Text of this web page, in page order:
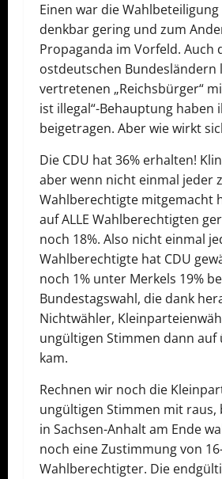
Einen war die
denkbar gering und zum
Propaganda im Vorfeld. Auch
ostdeutschen Bundesländern
vertretenen „Reichsbürger“
ist illegal“-Behauptung haben
beigetragen. Aber wie wirkt
Die CDU hat 36% erhalten!
aber wenn nicht einmal jeder
Wahlberechtigte mitgemacht
auf ALLE Wahlberechtigten
noch 18%. Also nicht einmal
Wahlberechtigte hat CDU
noch 1% unter Merkels 19%
Bundestagswahl, die dank
Nichtwähler,
ungültigen Stimmen dann auf
kam.
Rechnen wir noch die
ungültigen Stimmen mit raus,
in Sachsen-Anhalt am Ende
noch eine Zustimmung von 16-
Wahlberechtigter. Die